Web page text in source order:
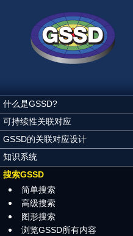
什么是GSSD?
可持续性关联对应
GSSD的关联对应设计
知识系统
搜索GSSD
简单搜索
高级搜索
图形搜索
浏览GSSD所有内容